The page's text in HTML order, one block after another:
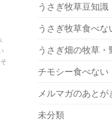
うさぎ牧草豆知識
うさぎ牧草食べな
うさぎ畑の牧草
チモシー食べない
メルマガのあとが
未分類